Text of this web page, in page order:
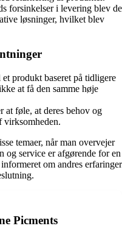
forsinkelser i levering blev de
løsninger, hvilket blev
produkt baseret på tidligere
at få den samme høje
at føle, at deres behov og
virksomheden.
temaer, når man overvejer
og service er afgørende for en
om andres erfaringer
Picments